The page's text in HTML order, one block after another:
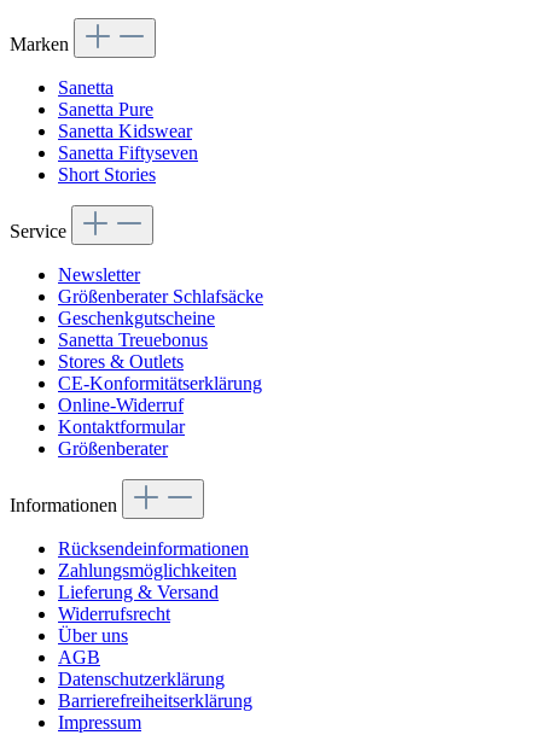
Marken
Sanetta
Sanetta Pure
Sanetta Kidswear
Sanetta Fiftyseven
Short Stories
Service
Newsletter
Größenberater Schlafsäcke
Geschenkgutscheine
Sanetta Treuebonus
Stores & Outlets
CE-Konformitätserklärung
Online-Widerruf
Kontaktformular
Größenberater
Informationen
Rücksendeinformationen
Zahlungsmöglichkeiten
Lieferung & Versand
Widerrufsrecht
Über uns
AGB
Datenschutzerklärung
Barrierefreiheitserklärung
Impressum